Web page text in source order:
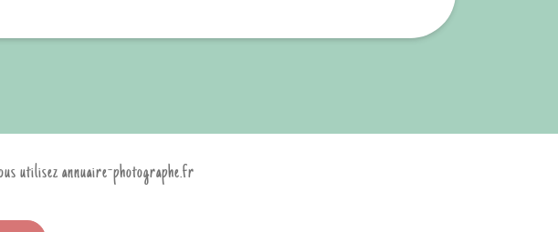
utilisez annuaire-photographe.fr